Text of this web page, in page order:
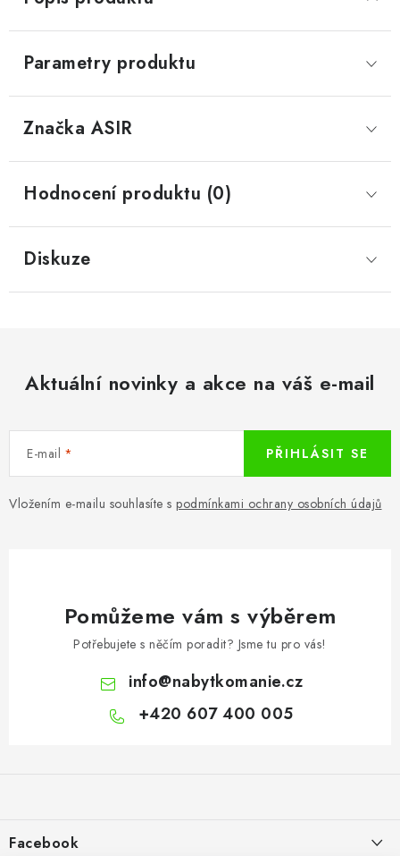
Parametry produktu
Značka ASIR
Hodnocení produktu (0)
Diskuze
Aktuální novinky a akce na váš e-mail
E-mail
Vložením e-mailu souhlasíte s podmínkami ochrany osobních údajů
PŘIHLÁSIT SE
Pomůžeme vám s výběrem
Potřebujete s něčím poradit? Jsme tu pro vás!
info@nabytkomanie.cz
+420 607 400 005
aFacebook